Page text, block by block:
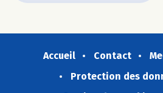
Accueil Contact
Protection des